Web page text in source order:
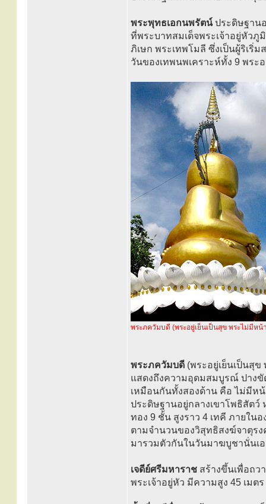
พระพุทธเอกนพรัตน์ประดิษฐาน
ที่พระบาทสมเด็จพระเจ้าอยู่หัว
ภิเษก พระเทพโมลี ซึ่งเป็นผู้ริเริ่
วันของเทพนพเคราะห์ทั้ง 9 พระ
พระภควัมบดี (พระอยู่เย็นเป็นสุข พระไม่มีหน้
พระภควัมบดี (พระอยู่เย็นเป็นสุ
แสดงถึงความอุดมสมบูรณ์ ปาง
เหมือนกันทั้งสองด้าน คือ ไม่มีห
ประดิษฐานอยู่กลางเขาโพธิสัตว์
ทอง 9 ชั้น สูงราว 4 เทคี ภายใน
ตามจำนวนของวิสุทธิสงฆ์จาตุร
มารวมตัวกันในวันมาฆบูชานั่นเอ
เจดีย์ศรีมหาราช สร้างขึ้นเพื่อถว
พระเจ้าอยู่หัว มีความสูง 45 เมต